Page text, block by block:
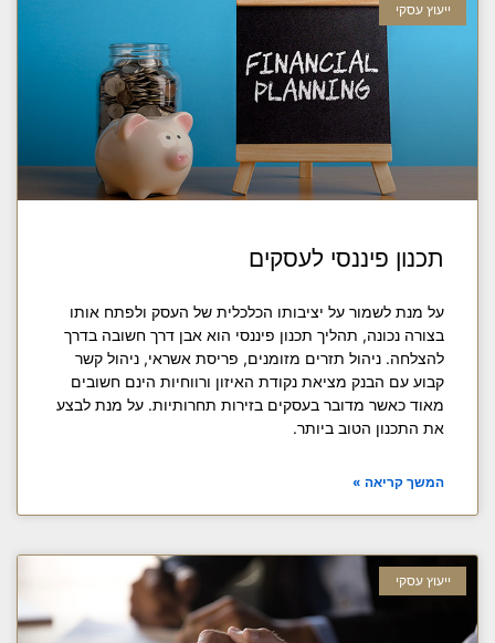
ייעוץ עסקי
תכנון פיננסי לעסקים
על מנת לשמור על יציבותו הכלכלית של העסק ולפתח אותו
בצורה נכונה, תהליך תכנון פיננסי הוא אבן דרך חשובה בדרך
להצלחה. ניהול תזרים מזומנים, פריסת אשראי, ניהול קשר
קבוע עם הבנק מציאת נקודת האיזון ורווחיות הינם חשובים
מאוד כאשר מדובר בעסקים בזירות תחרותיות. על מנת לבצע
את התכנון הטוב ביותר.
המשך קריאה »
ייעוץ עסקי